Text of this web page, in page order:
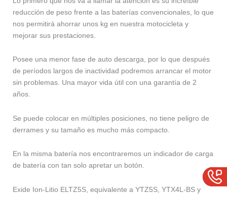
reducción de peso frente a las baterías convencionales, lo que
nos permitirá ahorrar unos kg en nuestra motocicleta y
mejorar sus prestaciones.
Posee una menor fase de auto descarga, por lo que después
de períodos largos de inactividad podremos arrancar el motor
sin problemas. Una mayor vida útil con una garantía de 2
años.
Se puede colocar en múltiples posiciones, no tiene peligro de
derrames y su tamaño es mucho más compacto.
En la misma batería nos encontraremos un indicador de carga
de batería con tan solo apretar un botón.
Exide Ion-Litio ELTZ5S, equivalente a YTZ5S, YTX4L-BS y